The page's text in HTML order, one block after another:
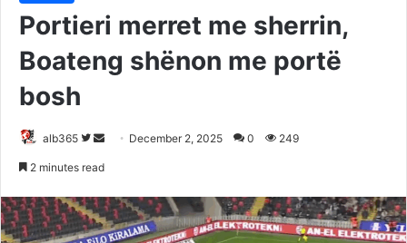
Portieri merret me sherrin,
Boateng shënon me portë
bosh
alb365
Follow
Send December 2, 2025 0 249
2 minutes read